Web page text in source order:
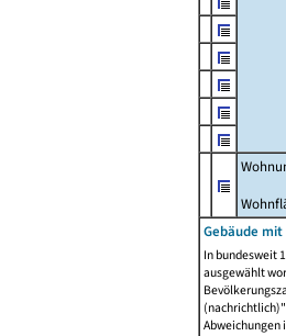
Gebäude
In bundesweit
ausgewählt
Abweichungen